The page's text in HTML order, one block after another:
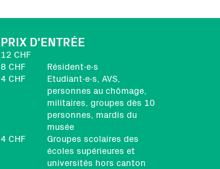
PRIX D'ENTRÉE
12 CHF
8 CHF
Résident∙e∙s
4 CHF
Etudiant∙e∙s, AVS,
personnes au chômage,
militaires, groupes dès 10
personnes, mardis du
musée
4 CHF
Groupes scolaires des
écoles supérieures et
universités hors canton